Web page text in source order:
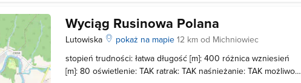
Wyciąg Rusinowa Polana
Lutowiska pokaż na mapie12 km od Michniowiec
stopień trudności: łatwa długość [m]: 400 różnica wzniesień
[m]: 80 oświetlenie: TAK ratrak: TAK naśnieżanie: TAK możliwość